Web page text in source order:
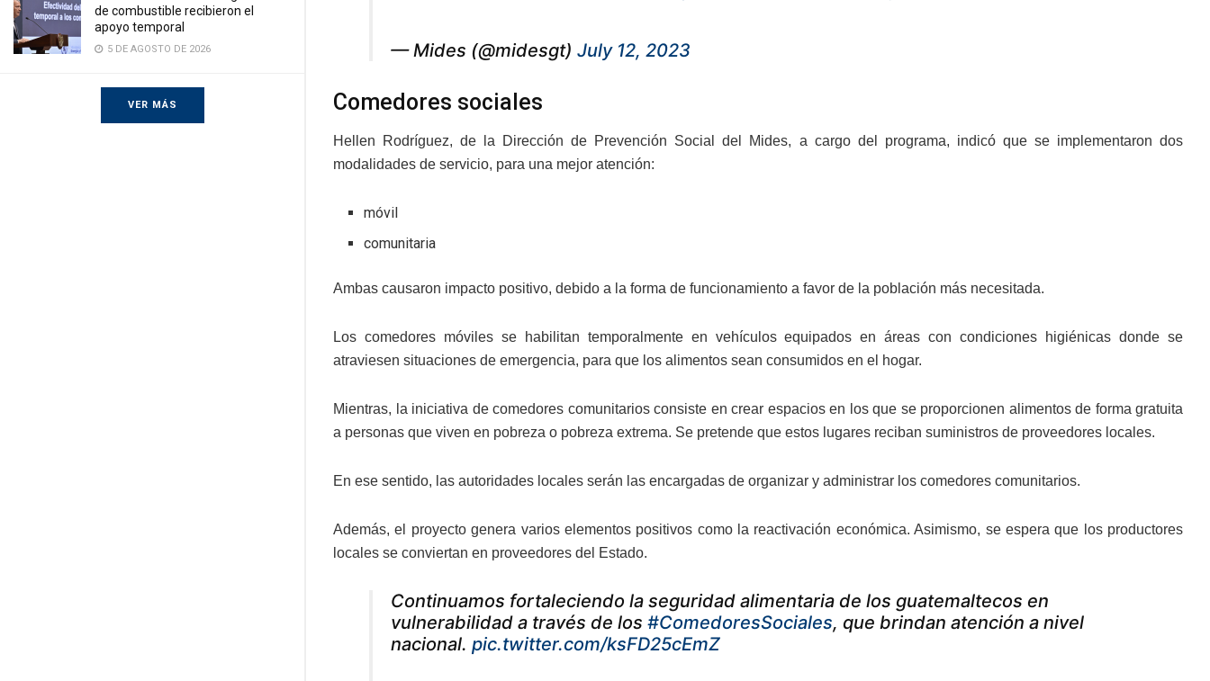
de combustible recibieron el
apoyo temporal
5 DE AGOSTO DE 2026
VER MÁS
— Mides (@midesgt) July 12, 2023
Comedores sociales
Hellen Rodríguez, de la Dirección de Prevención Social del Mides, a cargo del programa, indicó que se implementaron dos
modalidades de servicio, para una mejor atención:
móvil
comunitaria
Ambas causaron impacto positivo, debido a la forma de funcionamiento a favor de la población más necesitada.
Los comedores móviles se habilitan temporalmente en vehículos equipados en áreas con condiciones higiénicas donde se
atraviesen situaciones de emergencia, para que los alimentos sean consumidos en el hogar.
Mientras, la iniciativa de comedores comunitarios consiste en crear espacios en los que se proporcionen alimentos de forma gratuita
a personas que viven en pobreza o pobreza extrema. Se pretende que estos lugares reciban suministros de proveedores locales.
En ese sentido, las autoridades locales serán las encargadas de organizar y administrar los comedores comunitarios.
Además, el proyecto genera varios elementos positivos como la reactivación económica. Asimismo, se espera que los productores
locales se conviertan en proveedores del Estado.
Continuamos fortaleciendo la seguridad alimentaria de los guatemaltecos en
vulnerabilidad a través de los #ComedoresSociales, que brindan atención a nivel
nacional. pic.twitter.com/ksFD25cEmZ